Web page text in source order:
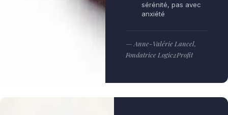
sérénité, pas avec
anxiété
— Anne-Valérie Lancel,
Fondatrice Logic2Profit